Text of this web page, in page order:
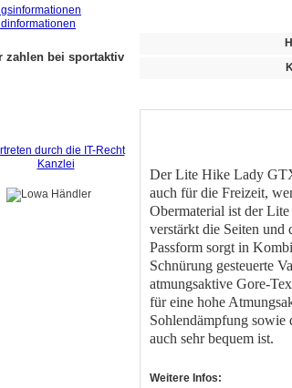
Der Lite Hike Lady
auch für die Freizeit,
Obermaterial ist der
verstärkt die Seiten und
Passform sorgt in
Schnürung gesteuerte
atmungsaktive Gore-
für eine hohe
Sohlendämpfung sowie
auch sehr bequem ist.
Weitere Infos:
zahlen bei sportaktiv